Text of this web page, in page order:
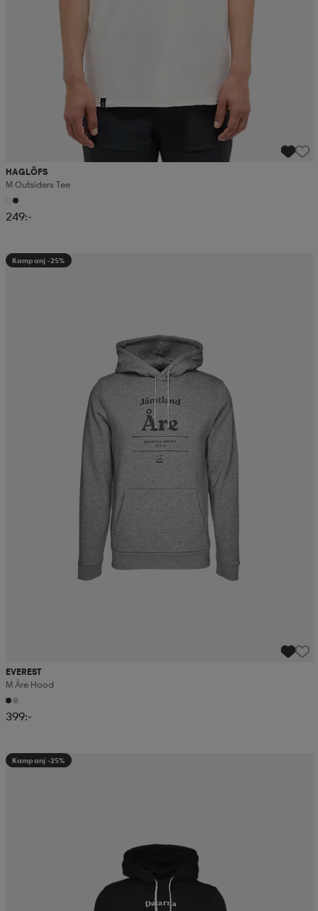
HAGLÖFS
M Outsiders Tee
249:-
Kampanj -25%
EVEREST
M Åre Hood
399:-
Kampanj -25%